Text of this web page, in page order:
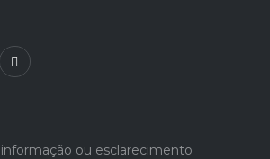
informação ou esclarecimento